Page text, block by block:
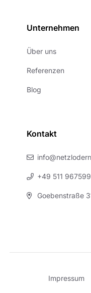
Unternehmen
Über uns
Referenzen
Blog
Kontakt
+49 511
Goebenstraße
Impressum